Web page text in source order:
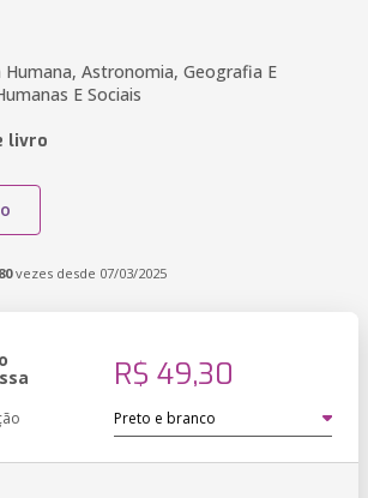
Astronomia, Geografia E
E Sociais
livro
vezes desde 07/03/2025
R$ 49,30